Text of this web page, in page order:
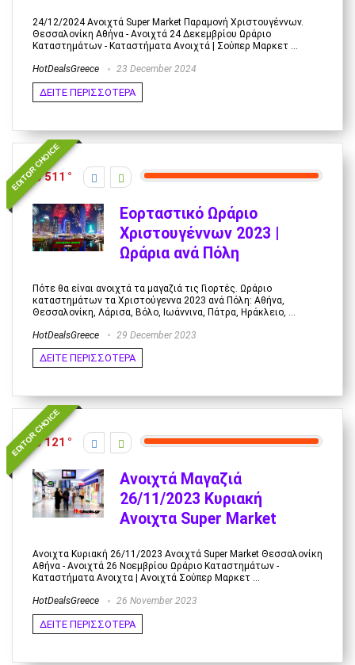
24/12/2024 Ανοιχτά Super Market Παραμονή Χριστουγέννων.
Θεσσαλονίκη Αθήνα - Ανοιχτά 24 Δεκεμβρίου Ωράριο
Καταστημάτων - Καταστήματα Ανοιχτά | Σούπερ Μαρκετ ...
HotDealsGreece 23 December 2024
ΔΕΙΤΕ ΠΕΡΙΣΣΟΤΕΡΑ
EDITOR CHOICE
511
Εορταστικό Ωράριο
Χριστουγέννων 2023 |
Ωράρια ανά Πόλη
Πότε θα είναι ανοιχτά τα μαγαζιά τις Γιορτές. Ωράριο
καταστημάτων τα Χριστούγεννα 2023 ανά Πόλη: Αθήνα,
Θεσσαλονίκη, Λάρισα, Βόλο, Ιωάννινα, Πάτρα, Ηράκλειο, ...
HotDealsGreece 29 December 2023
ΔΕΙΤΕ ΠΕΡΙΣΣΟΤΕΡΑ
EDITOR CHOICE
121
Ανοιχτά Μαγαζιά
26/11/2023 Κυριακή
Ανοιχτα Super Market
Ανοιχτα Κυριακή 26/11/2023 Ανοιχτά Super Market Θεσσαλονίκη
Αθήνα - Ανοιχτά 26 Νοεμβρίου Ωράριο Καταστημάτων -
Καταστήματα Ανοιχτα | Ανοιχτά Σούπερ Μαρκετ ...
HotDealsGreece 26 November 2023
ΔΕΙΤΕ ΠΕΡΙΣΣΟΤΕΡΑ